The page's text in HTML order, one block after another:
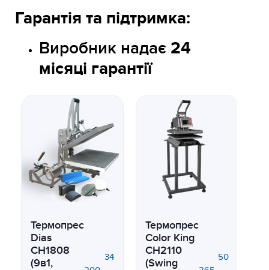
Гарантія та підтримка:
Виробник надає 24
місяці гарантії
Термопрес
Dias
CH1808
(9в1,
34
Термопрес
Color King
CH2110
(Swing
50